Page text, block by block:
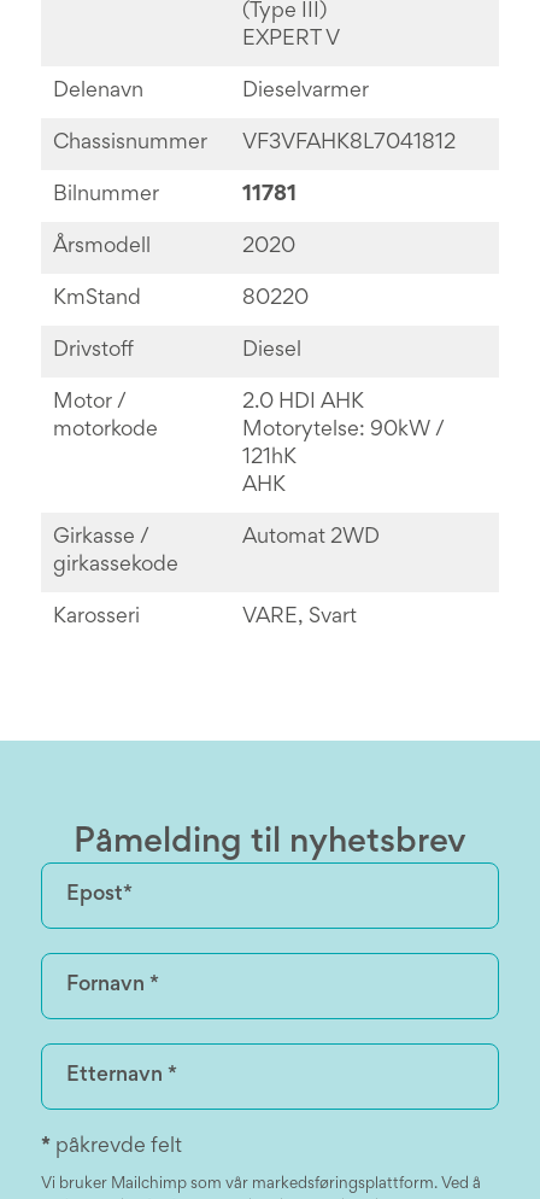
(Type III)
EXPERT V
Delenavn Dieselvarmer
Chassisnummer VF3VFAHK8L7041812
Bilnummer 11781
Årsmodell 2020
KmStand 80220
Drivstoff Diesel
Motor /
motorkode
2.0 HDI AHK
Motorytelse: 90kW /
121hK
AHK
Girkasse /
girkassekode
Automat 2WD
Karosseri VARE, Svart
Påmelding til nyhetsbrev
* påkrevde felt
Vi bruker Mailchimp som vår markedsføringsplattform. Ved å